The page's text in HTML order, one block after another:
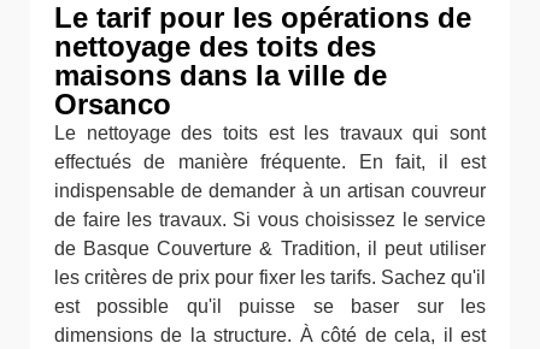
Le tarif pour les opérations de
nettoyage des toits des
maisons dans la ville de
Orsanco
Le nettoyage des toits est les travaux qui sont
effectués de manière fréquente. En fait, il est
indispensable de demander à un artisan couvreur
de faire les travaux. Si vous choisissez le service
de Basque Couverture & Tradition, il peut utiliser
les critères de prix pour fixer les tarifs. Sachez qu'il
est possible qu'il puisse se baser sur les
dimensions de la structure. À côté de cela, il est